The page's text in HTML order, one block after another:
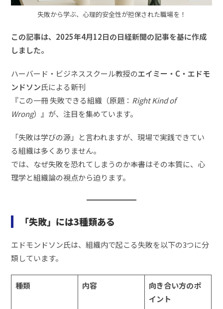
失敗から学ぶ、心理的安全性が担保された職場を！
この記事は、2025年4月12日の日経新聞の記事を基に作成
しました。
ハーバード・ビジネススクール教授のエイミー・C・エドモ
ンドソン氏による新刊
『この一冊 失敗できる組織（原題： Right Kind of
Wrong）』が、注目を集めています。
「失敗は学びの源」と言われますが、現場で実践できてい
る組織は多くありません。
では、なぜ失敗を恐れてしまうのか――本書はその本質に、心
理学と組織論の視点から迫ります。
「失敗」には3種類ある
エドモンドソン氏は、組織内で起こる失敗を以下の3つに分
類しています。
種類 内容
向き合い方のポ
イント